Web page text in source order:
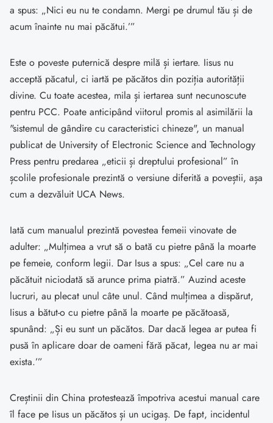
a spus: „Nici eu nu te condamn. Mergi pe drumul tău și de
acum înainte nu mai păcătui.’”
Este o poveste puternică despre milă și iertare. Iisus nu
acceptă păcatul, ci iartă pe păcătos din poziția autorității
divine. Cu toate acestea, mila și iertarea sunt necunoscute
pentru PCC. Poate anticipând viitorul promis al asimilării la
"sistemul de gândire cu caracteristici chineze", un manual
publicat de University of Electronic Science and Technology
Press pentru predarea „eticii și dreptului profesional” în
școlile profesionale prezintă o versiune diferită a poveștii, așa
cum a dezvăluit UCA News.
Iată cum manualul prezintă povestea femeii vinovate de
adulter: „Mulțimea a vrut să o bată cu pietre până la moarte
pe femeie, conform legii. Dar Isus a spus: „Cel care nu a
păcătuit niciodată să arunce prima piatră.” Auzind aceste
lucruri, au plecat unul câte unul. Când mulțimea a dispărut,
Iisus a bătut-o cu pietre până la moarte pe păcătoasă,
spunând: „Și eu sunt un păcătos. Dar dacă legea ar putea fi
pusă în aplicare doar de oameni fără păcat, legea nu ar mai
exista.’”
Creștinii din China protestează împotriva acestui manual care
îl face pe Iisus un păcătos și un ucigaș. De fapt, incidentul